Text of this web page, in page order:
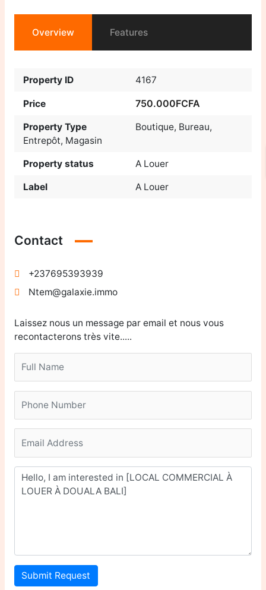
Overview Features
Property ID 4167
Price 750.000FCFA
Property Type Boutique, Bureau,
Entrepôt, Magasin
Property status A Louer
Label A Louer
Contact
+237695393939
Ntem@galaxie.immo
Laissez nous un message par email et nous vous
recontacterons très vite.....
Submit Request